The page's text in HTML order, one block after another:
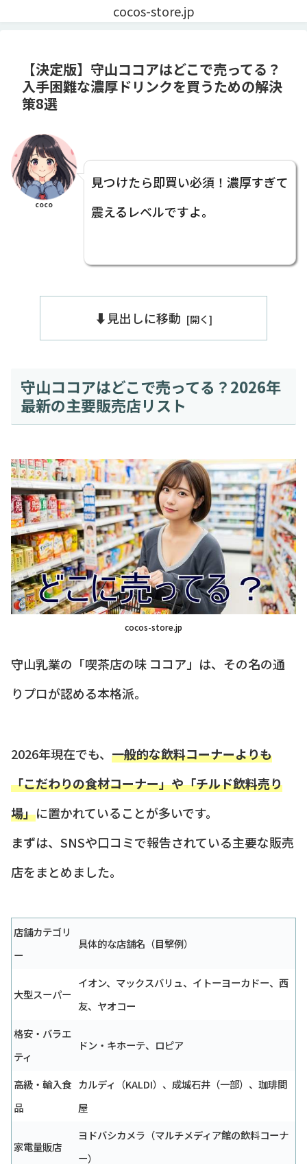
cocos-store.jp
【決定版】守山ココアはどこで売ってる？
入手困難な濃厚ドリンクを買うための解決
策8選
coco
見つけたら即買い必須！濃厚すぎて
震えるレベルですよ。
⬇️見出しに移動
守山ココアはどこで売ってる？2026年
最新の主要販売店リスト
cocos-store.jp
守山乳業の「喫茶店の味 ココア」は、その名の通
りプロが認める本格派。
2026年現在でも、 一般的な飲料コーナーよりも
「こだわりの食材コーナー」や「チルド飲料売り
場」に置かれていることが多いです。
まずは、SNSや口コミで報告されている主要な販売
店をまとめました。
店舗カテゴリ
ー
具体的な店舗名（目撃例）
大型スーパー
イオン、マックスバリュ、イトーヨーカドー、西
友、ヤオコー
格安・バラエ
ティ
ドン・キホーテ、ロピア
高級・輸入食
品
カルディ（KALDI）、成城石井（一部）、珈琲問
屋
家電量販店
ヨドバシカメラ（マルチメディア館の飲料コーナ
ー）